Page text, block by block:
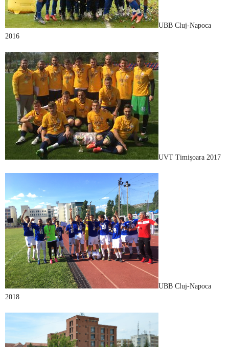
UBB Cluj-Napoca
2016
UVT Timișoara 2017
UBB Cluj-Napoca
2018